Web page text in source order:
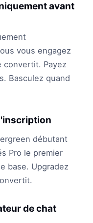
avant
vous engagez
convertit. Payez
Basculez quand
débutant
Pro le premier
base. Upgradez
de chat